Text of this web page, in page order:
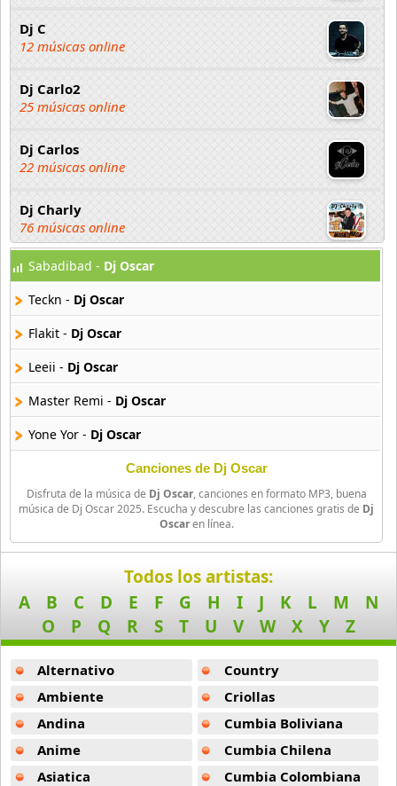
Dj C
12 músicas online
Dj Carlo2
25 músicas online
Dj Carlos
22 músicas online
Dj Charly
76 músicas online
Dj Damus
3 músicas online
Dj David
3 músicas online
65 músicas online
Dj Deins Joan
151 músicas online
Dj Dennis
Dj Dexuz
66 músicas online
Dj Eberth
Dj Eddy
11 músicas online
Sabadibad - Dj Oscar
Teckn - Dj Oscar
Flakit - Dj Oscar
Leeii - Dj Oscar
Master Remi - Dj Oscar
Yone Yor - Dj Oscar
Canciones de Dj Oscar
Disfruta de la música de Dj Oscar, canciones en formato MP3, buena
música de Dj Oscar 2025. Escucha y descubre las canciones gratis de Dj
Oscaren línea.
Todos los artistas:
A
B C D E F G H I J K L M
N
O
P Q R S T U V W X Y Z
Alternativo
Ambiente
Andina
Anime
Asiatica
Country
Criollas
Cumbia Boliviana
Cumbia Chilena
Cumbia Colombiana